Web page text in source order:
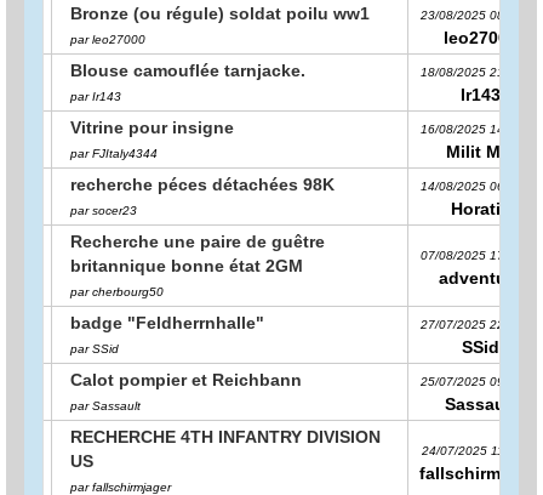
Bronze (ou régule) soldat poilu ww1
par leo27000
23/08/2025 08:04:33
leo27000
Blouse camouflée tarnjacke.
par Ir143
18/08/2025 21:27:27
Ir143
Vitrine pour insigne
par FJItaly4344
16/08/2025 14:37:23
Milit Mar
recherche péces détachées 98K
par socer23
14/08/2025 06:50:34
Horatio
Recherche une paire de guêtre
britannique bonne état 2GM
par cherbourg50
07/08/2025 17:37:36
adventure
badge "Feldherrnhalle"
par SSid
27/07/2025 22:22:42
SSid
Calot pompier et Reichbann
par Sassault
25/07/2025 09:38:51
Sassault
RECHERCHE 4TH INFANTRY DIVISION
US
par fallschirmjager
24/07/2025 11:52:18
fallschirmjager